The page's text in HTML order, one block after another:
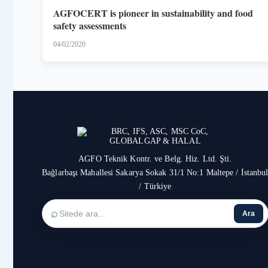
AGFOCERT is pioneer in sustainability and food
safety assessments
04/02/2020
AGFO Teknik Kontr. ve Belg. Hiz. Ltd. Şti.
Bağlarbaşı Mahallesi Sakarya Sokak 31/1 No:1 Maltepe / İstanbul
/ Türkiye
⌕ Ara